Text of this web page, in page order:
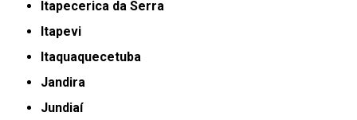
Itapecerica da Serra
Itapevi
Itaquaquecetuba
Jandira
Jundiaí